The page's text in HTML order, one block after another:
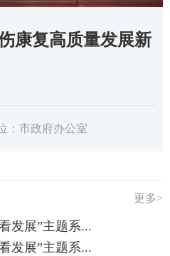
康复高质量发展新
：市政府办公室
更多>
发展”主题系...
发展”主题系...